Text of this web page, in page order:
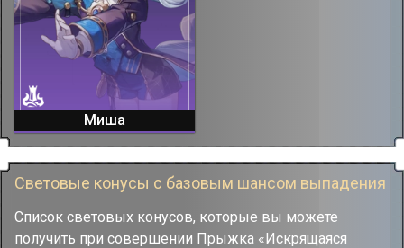
Миша
Световые конусы с базовым шансом выпадения
Список световых конусов, которые вы можете
получить при совершении Прыжка «Искрящаяся